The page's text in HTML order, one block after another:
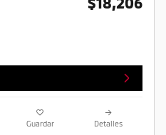
Guardar Detalles